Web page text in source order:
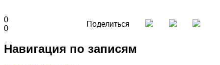
0
0
Поделиться
Навигация по записям